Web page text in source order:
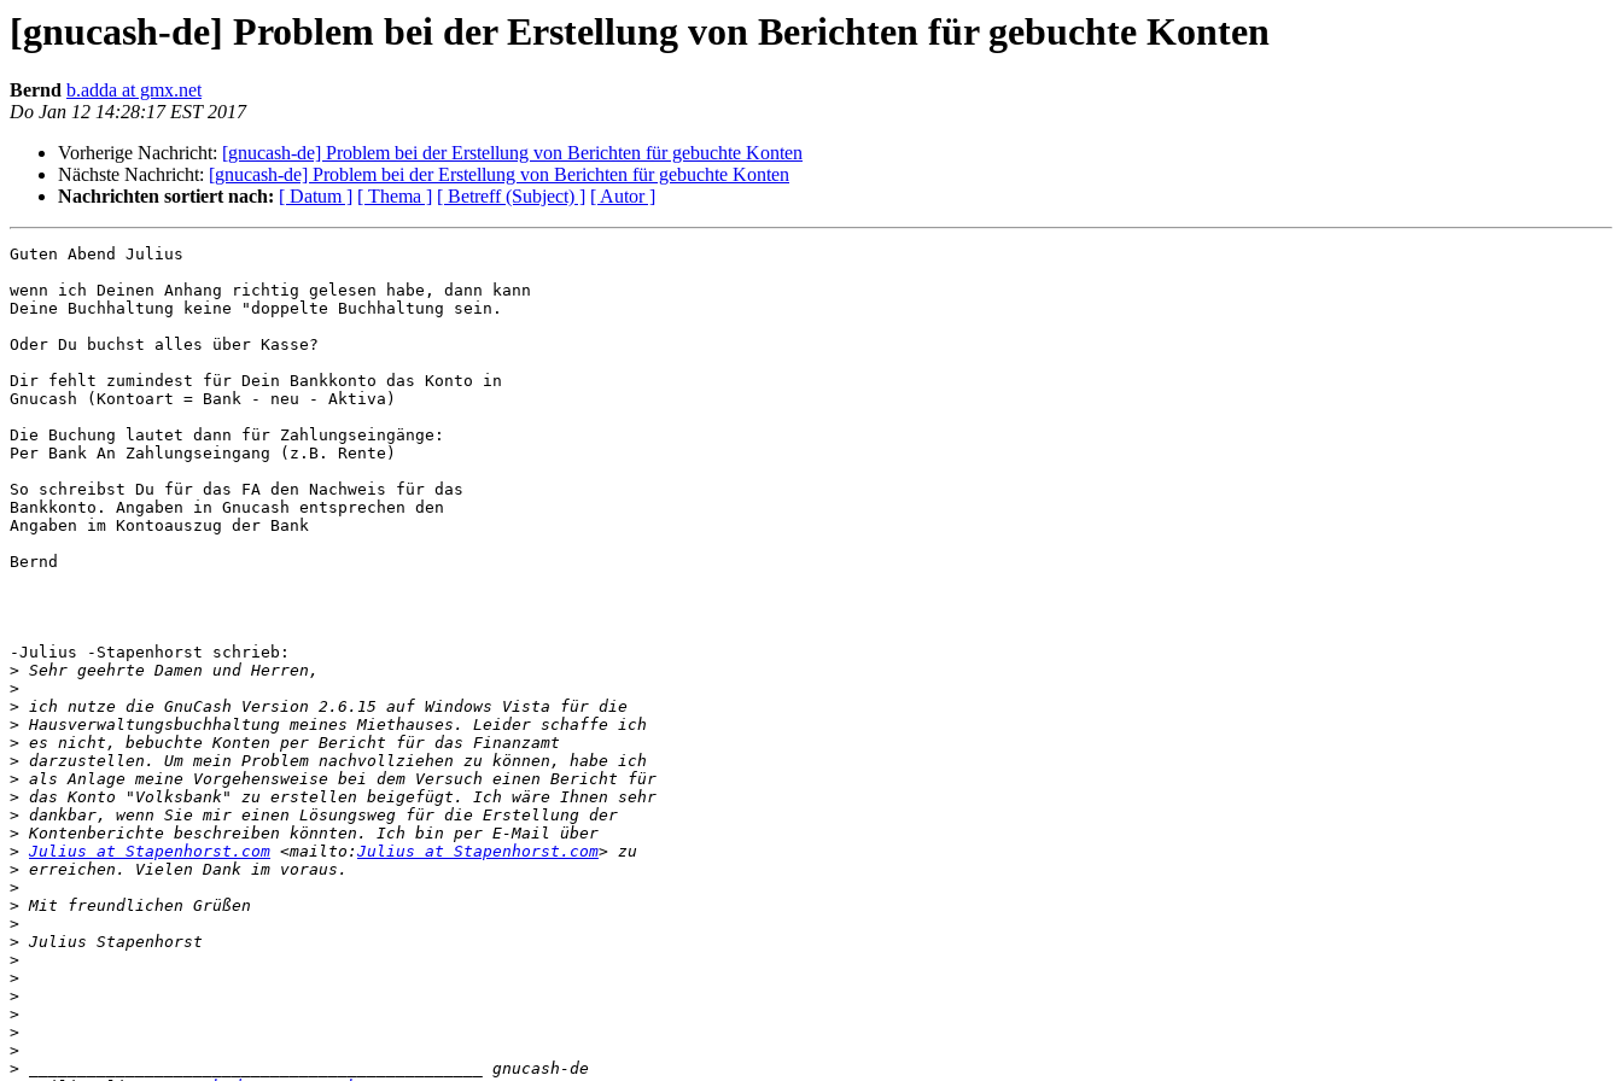
[gnucash-de] Problem bei der Erstellung von Berichten für gebuchte Konten
Bernd b.adda at gmx.net
Do Jan 12 14:28:17 EST 2017
Vorherige Nachricht: [gnucash-de] Problem bei der Erstellung von Berichten für gebuchte Konten
Nächste Nachricht: [gnucash-de] Problem bei der Erstellung von Berichten für gebuchte Konten
Nachrichten sortiert nach: [ Datum ] [ Thema ] [ Betreff (Subject) ] [ Autor ]
Guten Abend Julius
wenn ich Deinen Anhang richtig gelesen habe, dann kann
Deine Buchhaltung keine "doppelte Buchhaltung sein.
Oder Du buchst alles über Kasse?
Dir fehlt zumindest für Dein Bankkonto das Konto in
Gnucash (Kontoart = Bank - neu - Aktiva)
Die Buchung lautet dann für Zahlungseingänge:
Per Bank An Zahlungseingang (z.B. Rente)
So schreibst Du für das FA den Nachweis für das
Bankkonto. Angaben in Gnucash entsprechen den
Angaben im Kontoauszug der Bank
Bernd
-Julius -Stapenhorst schrieb:
>
>
>
>
>
>
>
>
>
>
> Julius at Stapenhorst.com <mailto: Julius at Stapenhorst.com
>
>
>
>
>
>
>
>
>
>
>
>